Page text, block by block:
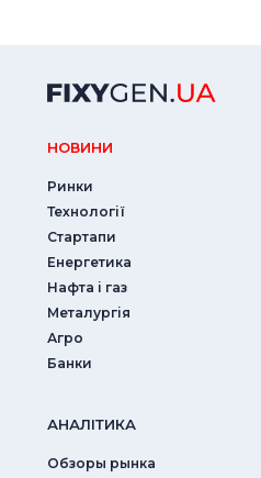
НОВИНИ
Ринки
Технології
Стартапи
Енергетика
Нафта і газ
Металургія
Агро
Банки
АНАЛIТИКА
Обзоры рынка